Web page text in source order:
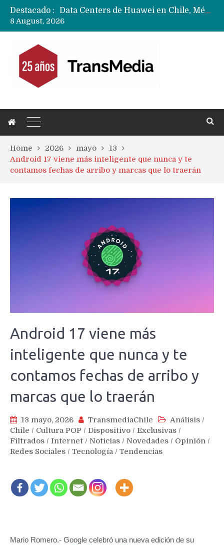
Destacado :
Data Centers de Huawei en Chile, México, Brasil,Perú y Argentina podrían verse afectados por arremetida de EE.UU
8 August, 2026
Home 2026 mayo
13
Android 17 viene más inteligente que nunca y te
contamos fechas de arribo y marcas que lo traerán
Android 17 viene más
inteligente que nunca y te
contamos fechas de arribo y
marcas que lo traerán
13 mayo, 2026 TransmediaChile Análisis /
Chile / Cultura POP / Dispositivo / Exclusivas /
Filtrados / Internet / Noticias / Novedades / Opinión /
Redes Sociales / Tecnología / Tendencias
Mario Romero.- Google celebró una nueva edición de su